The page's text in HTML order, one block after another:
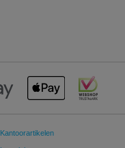
Kantoorartikelen